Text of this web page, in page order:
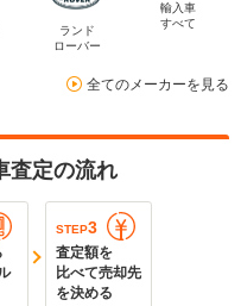
ランド
ローバー
輸入車
すべて
全てのメーカーを見る
査定の流れ
STEP3
査定額を
比べて売却先
を決める